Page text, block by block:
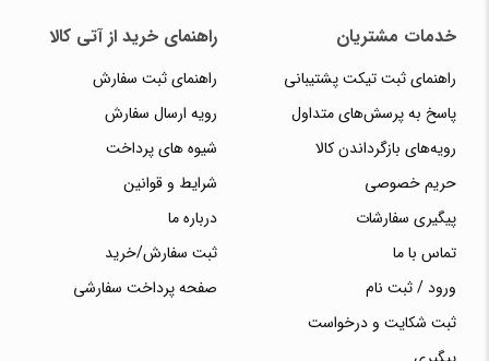
خدمات مشتریان
راهنمای ثبت تیکت پشتیبانی
پاسخ به پرسش‌های متداول
رویه‌های بازگرداندن کالا
حریم خصوصی
پیگیری سفارشات
تماس با ما
ورود / ثبت نام
ثبت شکایت و درخواست
راهنمای خرید از آتی کالا
راهنمای ثبت سفارش
رویه ارسال سفارش
شیوه های پرداخت
شرایط و قوانین
درباره ما
ثبت سفارش/خرید
صفحه پرداخت سفارشی